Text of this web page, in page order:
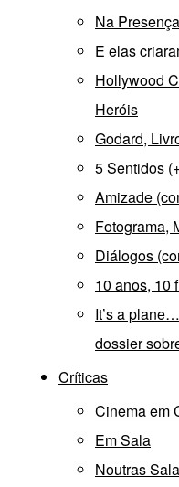
Na
E elas
Hollywood
Heróis
Godard,
5 Sentidos
Amizade
Fotograma,
Diálogos
10 anos, 10
It’s a
dossier
Críticas
Cinema em
Em Sala
Noutras